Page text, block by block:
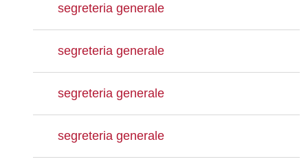
segreteria generale
segreteria generale
segreteria generale
segreteria generale